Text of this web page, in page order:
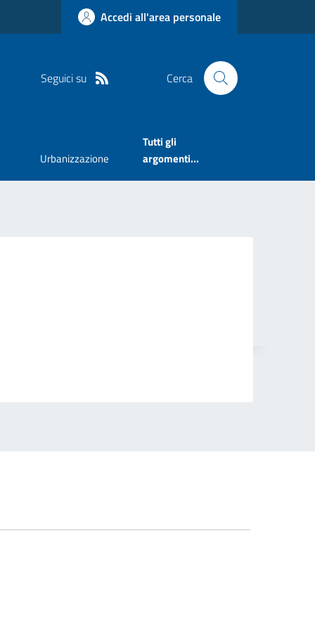
Accedi all'area personale
Seguici su Cerca
Urbanizzazione
Tutti gli
argomenti...